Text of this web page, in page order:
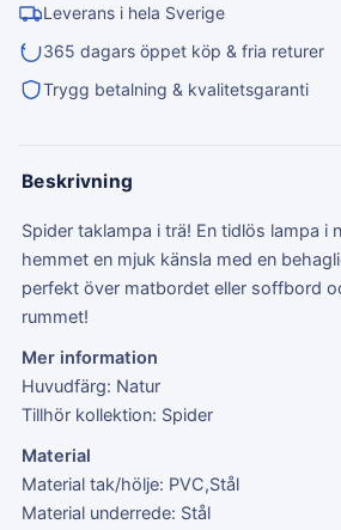
Leverans i hela Sverige
365 dagars öppet köp & fria returer
Trygg betalning & kvalitetsgaranti
Beskrivning
Spider taklampa i trä! En tidlös lampa i
hemmet en mjuk känsla med en
perfekt över matbordet eller soffbord
rummet!
Mer information
Huvudfärg: Natur
Tillhör kollektion: Spider
Material
Material tak/hölje: PVC,Stål
Material underrede: Stål